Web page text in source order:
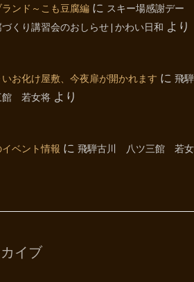
ンド～こも豆腐編 に スキー場感謝デ
くり講習会のおしらせ | かわい日和 より
お化け屋敷、今夜扉が開かれます に 飛
館 若女将 より
ベント情報 に 飛騨古川 八ツ三館 若
イブ